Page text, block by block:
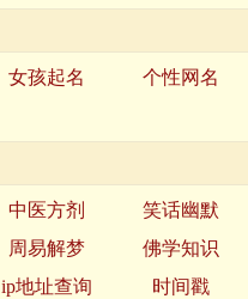
女孩起名
个性网名
中医方剂
笑话幽默
周易解梦
佛学知识
ip地址查询 时间戳